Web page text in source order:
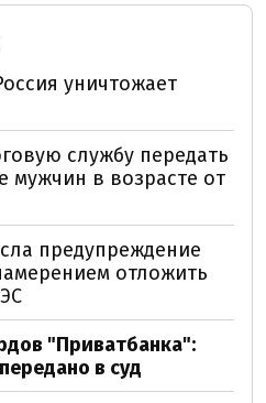
уничтожает
службу передать
в возрасте от
предупреждение
отложить
"Приватбанка":
в суд